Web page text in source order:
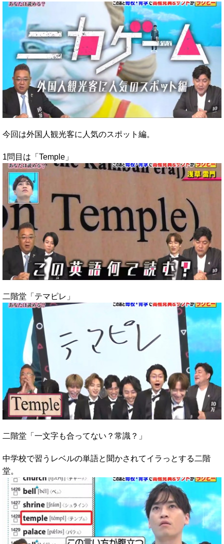
今回は外国人観光客に人気のスポット編。
1問目は「Temple」
二階堂「テマピレ」
二階堂「一文字も合ってない？常識？」
中学校で習うレベルの単語と聞かされてイラっとする二階
堂。